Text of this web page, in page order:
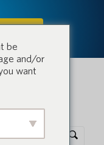
SHOP
be
and/or
want